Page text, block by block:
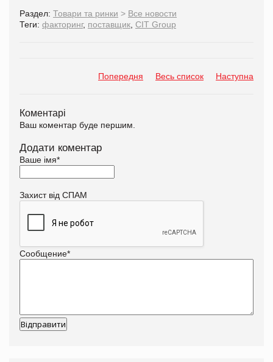
Раздел: Товари та ринки > Все новости
Теги: факторинг, поставщик CIT Group
Попередня Весь список Наступна
Коментарі
Ваш коментар буде першим.
Додати коментар
Ваше імя*
Захист від СПАМ
Сообщение*